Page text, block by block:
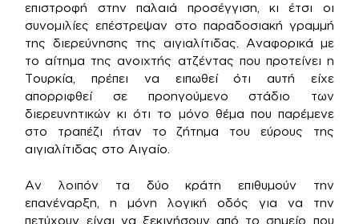
επιστροφή στην παλαιά προσέγγιση, κι έτσι οι
συνομιλίες επέστρεψαν στο παραδοσιακή γραμμή
της διερεύνησης της αιγιαλίτιδας. Αναφορικά με
το αίτημα της ανοιχτής ατζέντας που προτείνει η
Τουρκία, πρέπει να ειπωθεί ότι αυτή είχε
απορριφθεί σε προηγούμενο στάδιο των
διερευνητικών κι ότι το μόνο θέμα που παρέμενε
στο τραπέζι ήταν το ζήτημα του εύρους της
αιγιαλίτιδας στο Αιγαίο.
Αν λοιπόν τα δύο κράτη επιθυμούν την
επανέναρξη, η μόνη λογική οδός για να την
πετύχουν είναι να ξεκινήσουν από το σημείο που